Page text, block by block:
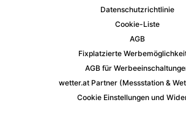
Datenschutzrichtlinie
Cookie-Liste
AGB
Fixplatzierte
AGB für
wetter.at Partner (Messstation &
Cookie Einstellungen und